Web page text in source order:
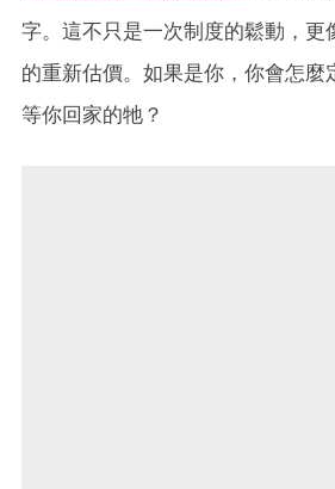
字。這不只是一次制度的鬆動，更
的重新估價。如果是你，你會怎麼
等你回家的牠？